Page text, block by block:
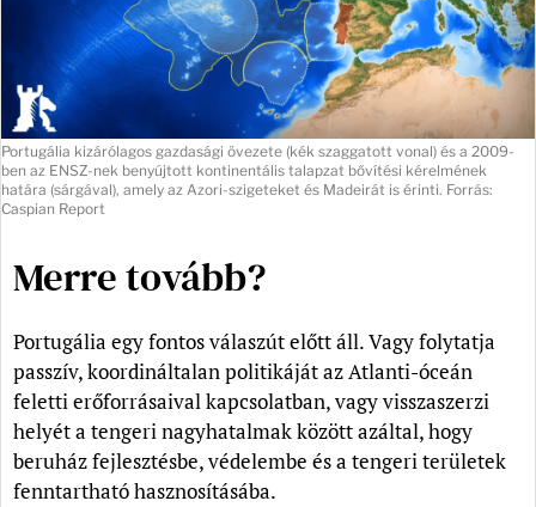
Portugália kizárólagos gazdasági övezete (kék szaggatott vonal) és a 2009-
ben az ENSZ-nek benyújtott kontinentális talapzat bővítési kérelmének
határa (sárgával), amely az Azori-szigeteket és Madeirát is érinti. Forrás:
Caspian Report
Merre tovább?
Portugália egy fontos válaszút előtt áll. Vagy folytatja
passzív, koordináltalan politikáját az Atlanti-óceán
feletti erőforrásaival kapcsolatban, vagy visszaszerzi
helyét a tengeri nagyhatalmak között azáltal, hogy
beruház fejlesztésbe, védelembe és a tengeri területek
fenntartható hasznosításába.